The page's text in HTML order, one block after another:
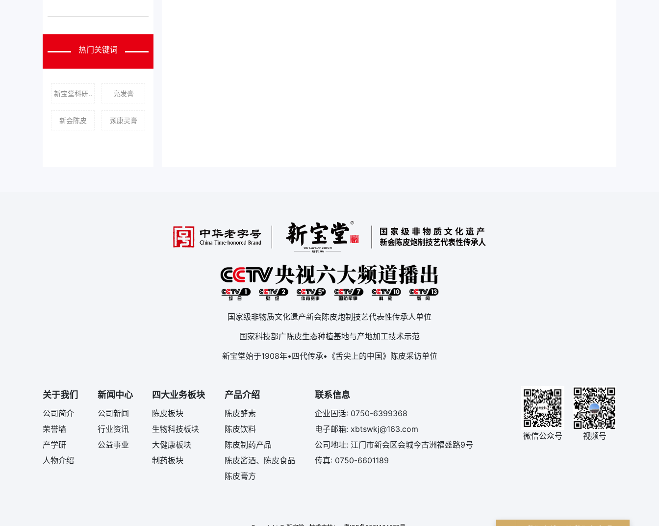
热门关键词
新宝堂科研.. 亮发膏
新会陈皮 颈康灵膏
国家级非物质文化遗产新会陈皮炮制技艺代表性传承人单位
国家科技部广陈皮生态种植基地与产地加工技术示范
新宝堂始于1908年•四代传承•《舌尖上的中国》陈皮采访单位
关于我们
公司简介
荣誉墙
产学研
人物介绍
新闻中心
公司新闻
行业资讯
公益事业
四大业务板块
陈皮板块
生物科技板块
大健康板块
制药板块
产品介绍
陈皮酵素
陈皮饮料
陈皮制药产品
陈皮酱酒、陈皮食品
陈皮膏方
联系信息
企业固话: 0750-6399368
电子邮箱: xbtswkj@163.com
公司地址: 江门市新会区会城今古洲福盛路9号
传真: 0750-6601189
微信公众号 视频号